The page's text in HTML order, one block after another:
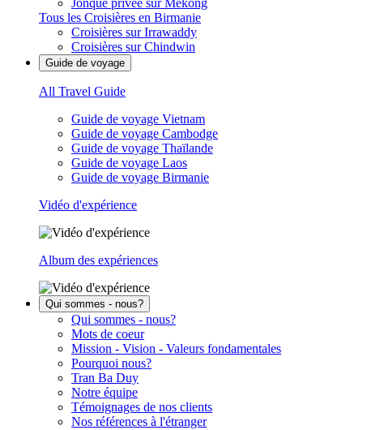
Jonque privée sur Mékong
Tous les Croisières en Birmanie
Croisières sur Irrawaddy
Croisières sur Chindwin
Guide de voyage
All Travel Guide
Guide de voyage Vietnam
Guide de voyage Cambodge
Guide de voyage Thaïlande
Guide de voyage Laos
Guide de voyage Birmanie
Vidéo d'expérience
Album des expériences
Qui sommes - nous?
Qui sommes - nous?
Mots de coeur
Mission - Vision - Valeurs fondamentales
Pourquoi nous?
Tran Ba Duy
Notre équipe
Témoignages de nos clients
Nos références à l'étranger